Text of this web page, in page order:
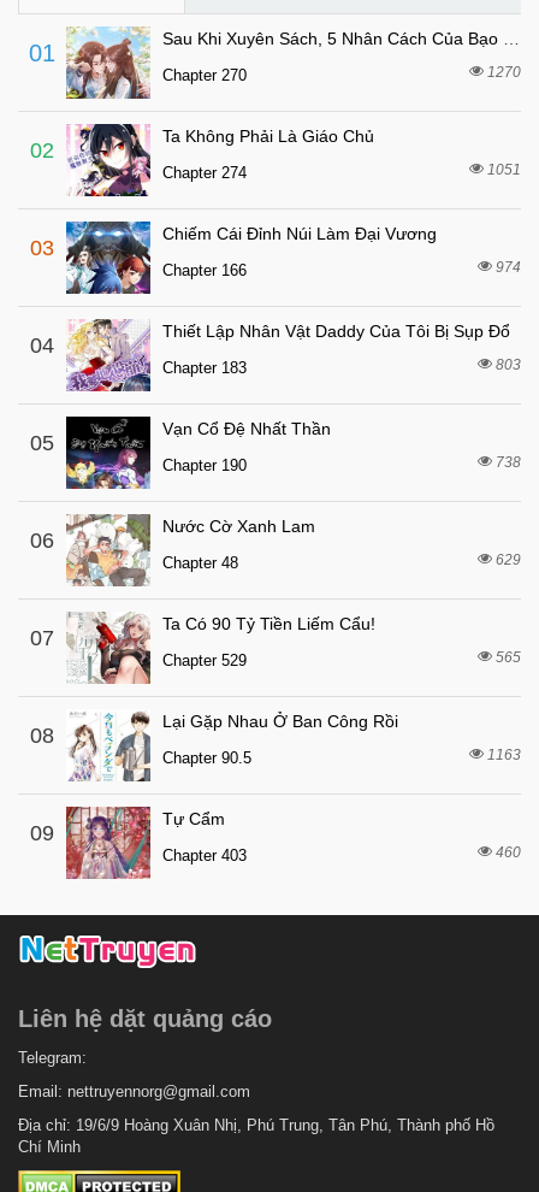
Chapter 237
Chapter 236
Chapter 235
Chapter 234 1 tháng trước
Chapter 233
Chapter 232
Chapter 231
Chapter 230 3 tháng trước
Chapter 229 3 tháng trước
Chapter 228
Chapter 227 3 tháng trước
Chapter 226
Chapter 225.5 3 tháng trước
Chapter 225
Chapter 224
Chapter 223 3 tháng trước
Chapter 222
Chapter 221 3 tháng trước
Chapter 220
Chapter 219
Chapter 218
Chapter 217
Chapter 215
Chapter 213 6 tháng trước
Chapter 212
Chapter 211
Chapter 210 6 tháng trước
Chapter 209
01
Chapter 270 1270
02
Ta Không Phải Là Giáo Chủ
Chapter 274 1051
03
Chiếm Cái Đỉnh Núi Làm Đại Vương
Chapter 166 974
04
Thiết Lập Nhân Vật Daddy Của Tôi Bị Sụp Đổ
Chapter 183 803
05
Vạn Cổ Đệ Nhất Thần
Chapter 190 738
06
Nước Cờ Xanh Lam
Chapter 48 629
07
Ta Có 90 Tỷ Tiền Liếm Cẩu!
Chapter 529 565
08
Lại Gặp Nhau Ở Ban Công Rồi
Chapter 90.5 1163
09
Tự Cẩm
Chapter 403 460
Liên hệ dặt quảng cáo
Telegram:
Email: nettruyennorg@gmail.com
Địa chỉ: 19/6/9 Hoàng Xuân Nhị, Phú Trung, Tân Phú, Thành phố Hồ
Chí Minh